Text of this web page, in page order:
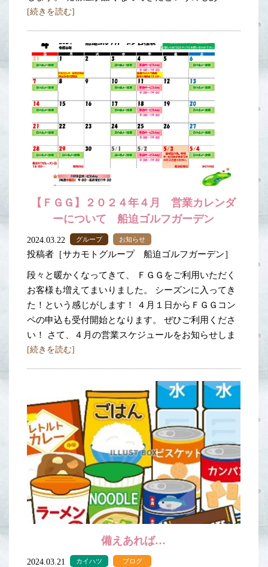
[続きを読む]
【ＦＧＧ】２０２４年４月 営業カレンダ
ーについて 船迫ゴルフガーデン
2024.03.22 グループ お知らせ
投稿者［サカモトグループ 船迫ゴルフガーデン］
段々と暖かくなってきて、 ＦＧＧをご利用いただく
お客様も増えてまいりました。 シーズンに入ってき
た！という感じがします！ ４月１日からＦＧＧコン
ペの申込も受付開始となります。 ぜひご利用くださ
い！ さて、４月の営業スケジュールをお知らせしま
[続きを読む]
備えあれば…
2024.03.21 カイハツ ブログ